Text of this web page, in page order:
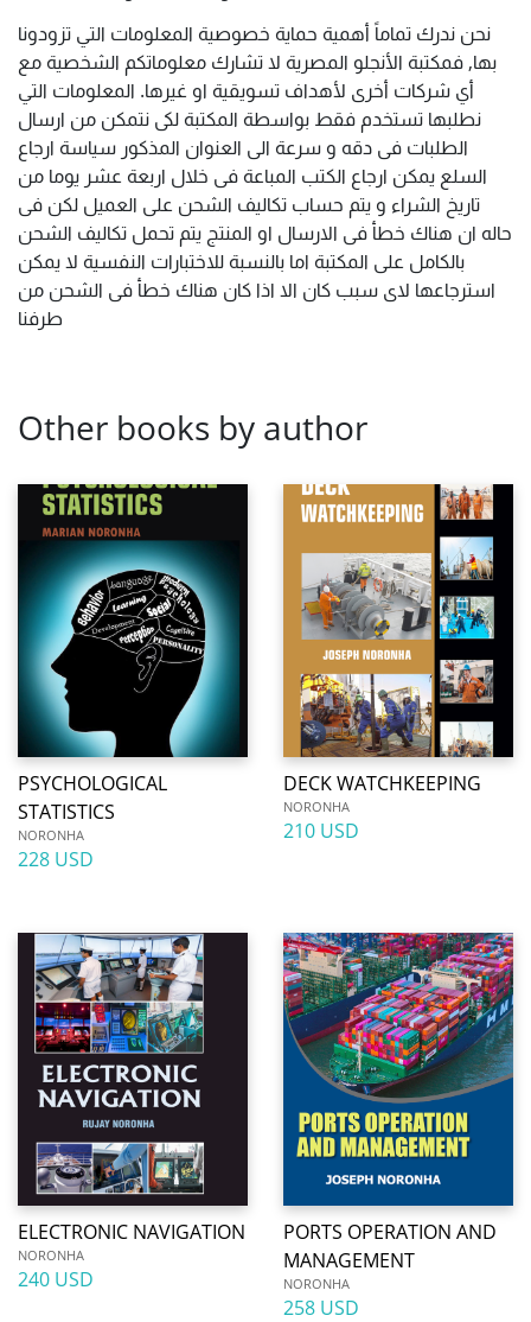
نحن ندرك تماماً أهمية حماية خصوصية المعلومات التي تزودونا
بها, فمكتبة الأنجلو المصرية لا تشارك معلوماتكم الشخصية مع
أي شركات أخرى لأهداف تسويقية او غيرها. المعلومات التي
نطلبها تستخدم فقط بواسطة المكتبة لكى نتمكن من ارسال
الطلبات فى دقه و سرعة الى العنوان المذكور سياسة ارجاع
السلع يمكن ارجاع الكتب المباعة فى خلال اربعة عشر يوما من
تاريخ الشراء و يتم حساب تكاليف الشحن على العميل لكن فى
حاله ان هناك خطأ فى الارسال او المنتج يتم تحمل تكاليف الشحن
بالكامل على المكتبة اما بالنسبة للاختبارات النفسية لا يمكن
استرجاعها لاى سبب كان الا اذا كان هناك خطأ فى الشحن من
طرفنا
Other books by author
PSYCHOLOGICAL
STATISTICS
NORONHA
228 USD
DECK WATCHKEEPING
NORONHA
210 USD
ELECTRONIC NAVIGATION
NORONHA
240 USD
PORTS OPERATION AND
MANAGEMENT
NORONHA
258 USD